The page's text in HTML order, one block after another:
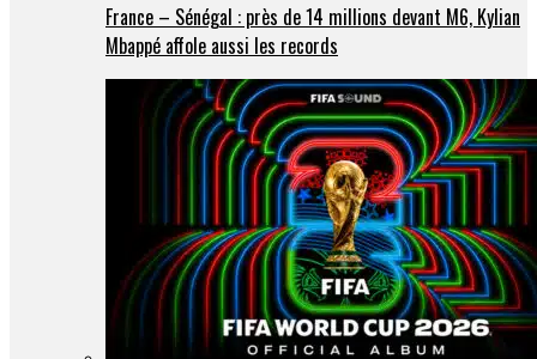
France – Sénégal : près de 14 millions devant M6, Kylian
Mbappé affole aussi les records